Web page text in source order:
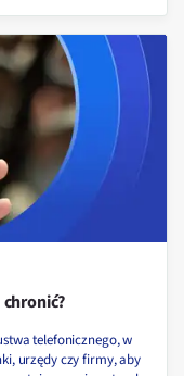
telefonicznego, w
urzędy czy firmy, aby